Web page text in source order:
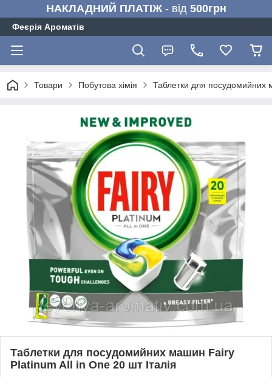
НАКЛАДНИЙ ПЛАТІЖ- від 500грн
Феєрія Ароматів
Товари Побутова хімія Таблетки для посудомийних
Таблетки для посудомийних машин Fairy
Platinum All in One 20 шт Італія